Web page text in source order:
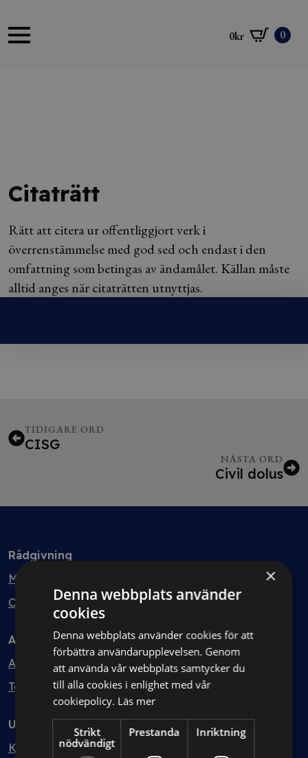
0kr 0
Citaträtt
Rätt att citera ur offentliggjort verk i
överrenstämmelse med god sed och endast i den
omfattning som betingas av ändamålet. Källan måste
alltid anges när citaträtten utnyttjas.
TIDIGARE ORD
CISG
NÄSTA ORD
Civil dolus
Rådgivning
Min bolagsjurist
Ombud
Avtal
Avtalshantering
Testa kostnadsfritt
Utbildning
Kurser
×
Denna webbplats använder
cookies
Denna webbplats använder cookies för att
förbättra användarupplevelsen. Genom
att använda vår webbplats samtycker du
till alla cookies i enlighet med vår
cookiepolicy. Läs mer
Strikt
nödvändigt
Prestanda Inriktning